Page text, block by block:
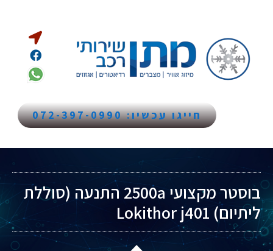
חייגו עכשיו: 072-397-0990
בוסטר מקצועי 2500a התנעה (סוללת
ליתיום) Lokithor j401